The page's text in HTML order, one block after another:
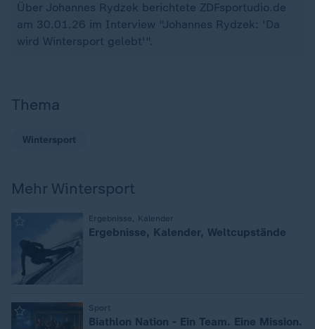
Über Johannes Rydzek berichtete ZDFsportudio.de
am 30.01.26 im Interview "Johannes Rydzek: 'Da
wird Wintersport gelebt'".
Thema
Wintersport
Mehr Wintersport
Ergebnisse, Kalender
Ergebnisse, Kalender, Weltcupstände
Sport
Biathlon Nation - Ein Team. Eine Mission.